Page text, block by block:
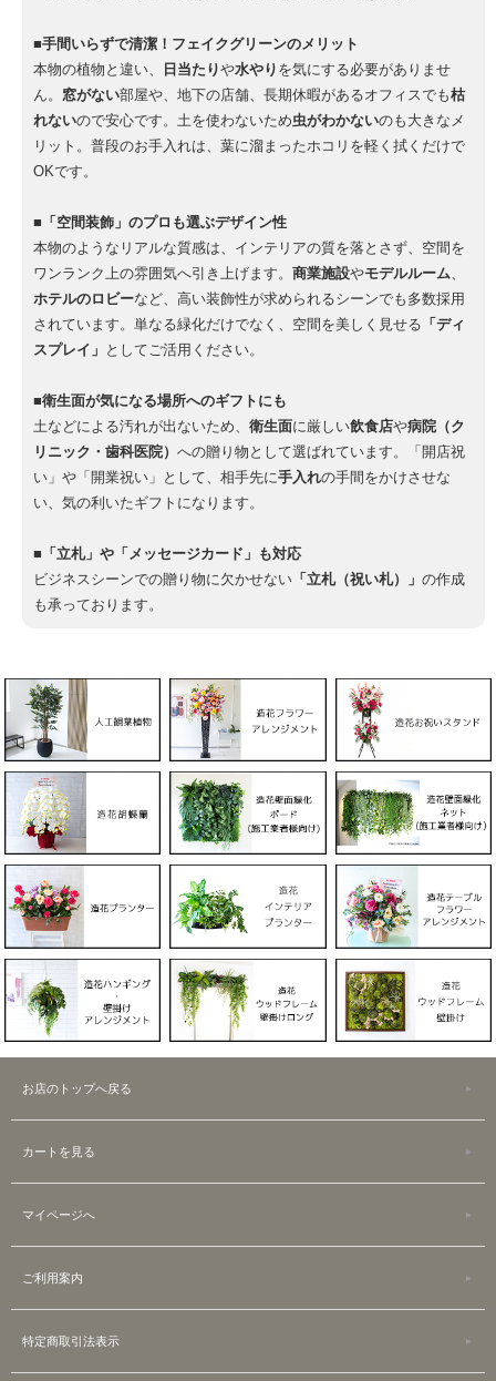
■手間いらずで清潔！フェイクグリーンのメリット
本物の植物と違い、
日当たりや水やり を気にする必要がありませ
ん。 窓がない部屋や、地下の店舗、長期休暇があるオフィスでも枯
れないので安心です。土を使わないため虫がわかないのも大きなメ
リット。普段のお手入れは、葉に溜まったホコリを軽く拭くだけで
OKです。
■「空間装飾」のプロも選ぶデザイン性
本物のようなリアルな質感は、インテリアの質を落とさず、空間を
ワンランク上の雰囲気へ引き上げます。 商業施設やモデルルーム
ホテルのロビーなど、高い装飾性が求められるシーンでも多数採用
されています。単なる緑化だけでなく、空間を美しく見せる 「ディ
スプレイ」 としてご活用ください。
■衛生面が気になる場所へのギフトにも
土などによる汚れが出ないため、 衛生面に厳しい飲食店や病院（ク
リニック・歯科医院） への贈り物として選ばれています。「開店祝
い」や「開業祝い」として、相手先に手入れの手間をかけさせな
い、気の利いたギフトになります。
■「立札」や「メッセージカード」も対応
ビジネスシーンでの贈り物に欠かせない 「立札（祝い札）」 の作成
も承っております。
お店のトップへ戻る
カートを見る
マイページへ
ご利用案内
特定商取引法表示